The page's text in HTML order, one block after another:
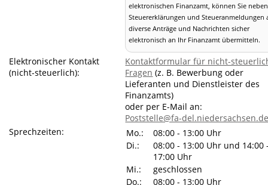
elektronischen Finanzamt, können Sie neben
Steuererklärungen und Steueranmeldungen
diverse Anträge und Nachrichten sicher
elektronisch an Ihr Finanzamt übermitteln.
Elektronischer Kontakt
(nicht-steuerlich):
Kontaktformular für nicht-
Fragen (z. B. Bewerbung oder
Lieferanten und Dienstleister des
Finanzamts)
oder per E-Mail an:
Poststelle@fa-
Sprechzeiten:
Mo.:
08:00 - 13:00 Uhr
Di.:
08:00 - 13:00 Uhr und 14:00
17:00 Uhr
Mi.:
geschlossen
Do.:
08:00 - 13:00 Uhr